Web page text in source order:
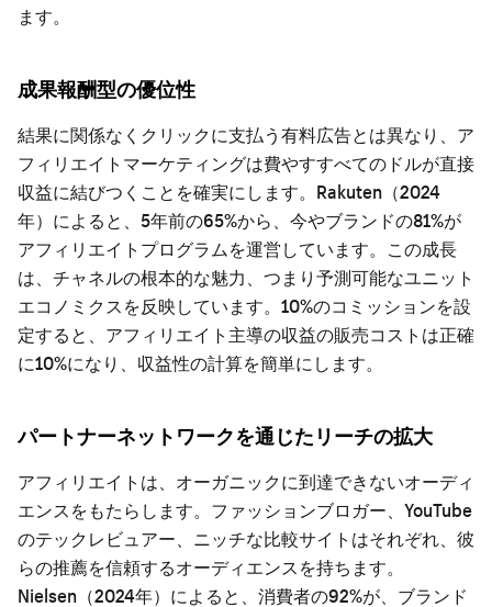
ます。
成果報酬型の優位性
結果に関係なくクリックに支払う有料広告とは異なり、ア
フィリエイトマーケティングは費やすすべてのドルが直接
収益に結びつくことを確実にします。Rakuten（2024
年）によると、5年前の65%から、今やブランドの81%が
アフィリエイトプログラムを運営しています。この成長
は、チャネルの根本的な魅力、つまり予測可能なユニット
エコノミクスを反映しています。10%のコミッションを設
定すると、アフィリエイト主導の収益の販売コストは正確
に10%になり、収益性の計算を簡単にします。
パートナーネットワークを通じたリーチの拡大
アフィリエイトは、オーガニックに到達できないオーディ
エンスをもたらします。ファッションブロガー、YouTube
のテックレビュアー、ニッチな比較サイトはそれぞれ、彼
らの推薦を信頼するオーディエンスを持ちます。
Nielsen（2024年）によると、消費者の92%が、ブランド